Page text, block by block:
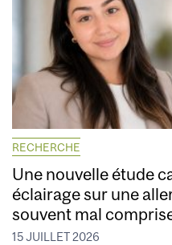
RECHERCHE
Une nouvelle étude
éclairage sur une
souvent mal
15 JUILLET 2026